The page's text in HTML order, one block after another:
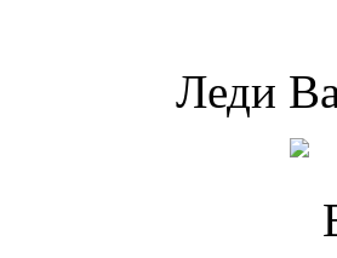
Леди